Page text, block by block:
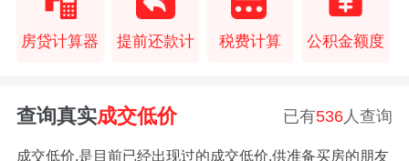
房贷计算器 提前还款计 税费计算 公积金额度
查询真实成交低价 已有536 人查询
成交低价,是目前已经出现过的成交低价,供准备买房的朋友